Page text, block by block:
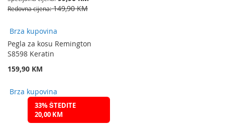
Redovna cijena 149,90 KM
Brza kupovina
Pegla za kosu Remington
S8598 Keratin
159,90 KM
Brza kupovina
33% ŠTEDITE
20,00 KM